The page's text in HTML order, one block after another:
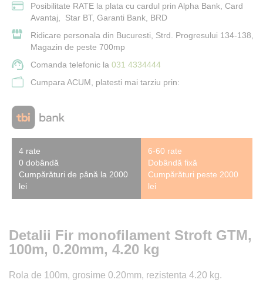
Posibilitate RATE la plata cu cardul prin Alpha Bank, Card
Avantaj, Star BT, Garanti Bank, BRD
Ridicare personala din Bucuresti, Strd. Progresului 134-138,
Magazin de peste 700mp
Comanda telefonic la 031 4334444
Cumpara ACUM, platesti mai tarziu prin:
4 rate
0 dobândă
Cumpărături de până la 2000
lei
6-60 rate
Dobândă fixă
Cumpărături peste 2000
lei
Detalii Fir monofilament Stroft GTM,
100m, 0.20mm, 4.20 kg
Rola de 100m, grosime 0.20mm, rezistenta 4.20 kg.